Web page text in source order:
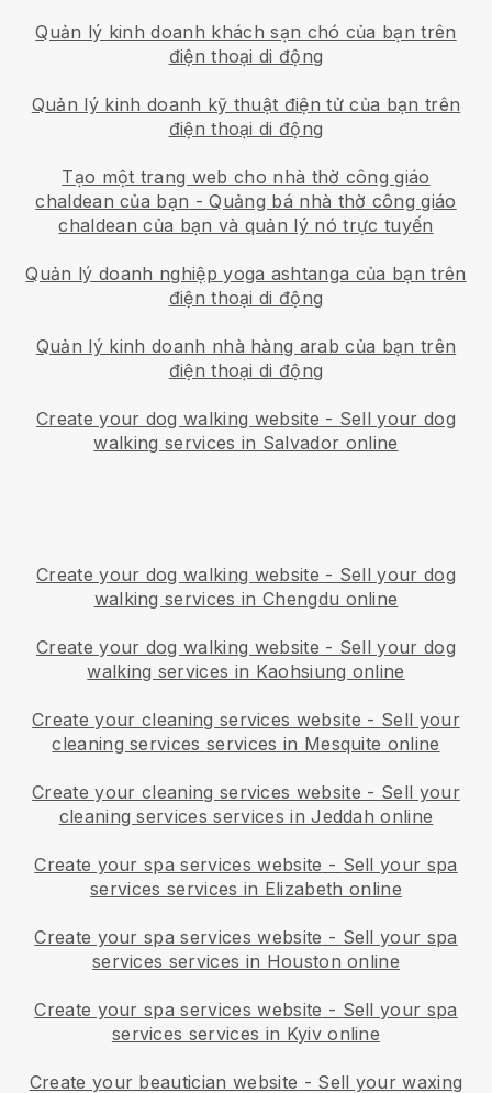
Quản lý kinh doanh khách sạn chó của bạn trên
điện thoại di động
Quản lý kinh doanh kỹ thuật điện tử của bạn trên
điện thoại di động
Tạo một trang web cho nhà thờ công giáo
chaldean của bạn -Quảng bá nhà thờ công giáo
chaldean của bạn và quản lý nó trực tuyến
Quản lý doanh nghiệp yoga ashtanga của bạn trên
điện thoại di động
Quản lý kinh doanh nhà hàng arab của bạn trên
điện thoại di động
Create your dog walking website - Sell your dog
walking services in Salvador online
Create your dog walking website - Sell your dog
walking services in Chengdu online
Create your dog walking website - Sell your dog
walking services in Kaohsiung online
Create your cleaning services website - Sell your
cleaning services services in Mesquite online
Create your cleaning services website - Sell your
cleaning services services in Jeddah online
Create your spa services website - Sell your spa
services services in Elizabeth online
Create your spa services website - Sell your spa
services services in Houston online
Create your spa services website - Sell your spa
services services in Kyiv online
Create your beautician website - Sell your waxing